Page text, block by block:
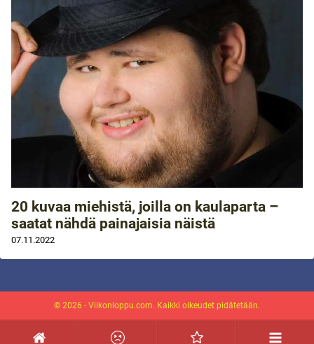
20 kuvaa miehistä, joilla on kaulaparta –
saatat nähdä painajaisia näistä
07.11.2022
© 2026 - Viikonloppu.com. Kaikki oikeudet pidätetään.